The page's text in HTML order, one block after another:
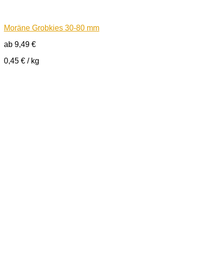
Moräne Grobkies 30-80 mm
ab 9,49 €
0,45 € / kg